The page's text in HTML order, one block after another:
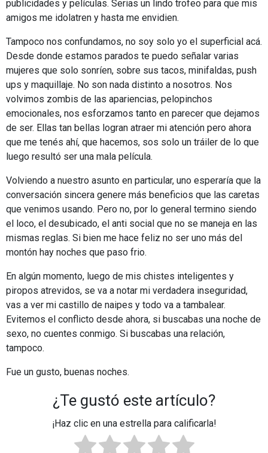
publicidades y películas. Serias un lindo trofeo para que mis
amigos me idolatren y hasta me envidien.
Tampoco nos confundamos, no soy solo yo el superficial acá.
Desde donde estamos parados te puedo señalar varias
mujeres que solo sonríen, sobre sus tacos, minifaldas, push
ups y maquillaje. No son nada distinto a nosotros. Nos
volvimos zombis de las apariencias, pelopinchos
emocionales, nos esforzamos tanto en parecer que dejamos
de ser. Ellas tan bellas logran atraer mi atención pero ahora
que me tenés ahí, que hacemos, sos solo un tráiler de lo que
luego resultó ser una mala película.
Volviendo a nuestro asunto en particular, uno esperaría que la
conversación sincera genere más beneficios que las caretas
que venimos usando. Pero no, por lo general termino siendo
el loco, el desubicado, el anti social que no se maneja en las
mismas reglas. Si bien me hace feliz no ser uno más del
montón hay noches que paso frio.
En algún momento, luego de mis chistes inteligentes y
piropos atrevidos, se va a notar mi verdadera inseguridad,
vas a ver mi castillo de naipes y todo va a tambalear.
Evitemos el conflicto desde ahora, si buscabas una noche de
sexo, no cuentes conmigo. Si buscabas una relación,
tampoco.
Fue un gusto, buenas noches.
¿Te gustó este artículo?
¡Haz clic en una estrella para calificarla!